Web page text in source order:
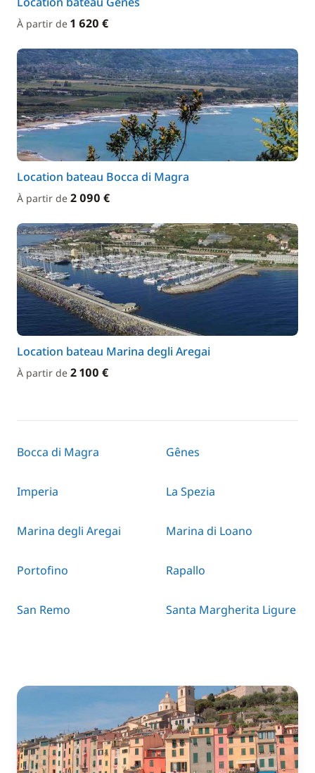
À partir de 1 620 €
Location bateau Bocca di Magra
À partir de 2 090 €
Location bateau Marina degli Aregai
À partir de 2 100 €
Bocca di Magra Gênes
Imperia La Spezia
Marina degli Aregai Marina di Loano
Portofino Rapallo
San Remo Santa Margherita Ligure